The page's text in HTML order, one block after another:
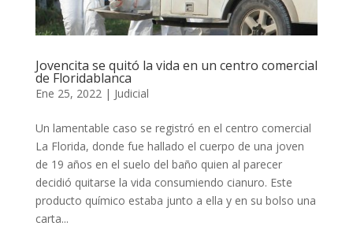
Jovencita se quitó la vida en un centro comercial
de Floridablanca
Ene 25, 2022| Judicial
Un lamentable caso se registró en el centro comercial
La Florida, donde fue hallado el cuerpo de una joven
de 19 años en el suelo del baño quien al parecer
decidió quitarse la vida consumiendo cianuro. Este
producto químico estaba junto a ella y en su bolso una
carta...